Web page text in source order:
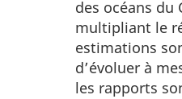
des océans du
multipliant le
estimations
d’évoluer à
les rapports